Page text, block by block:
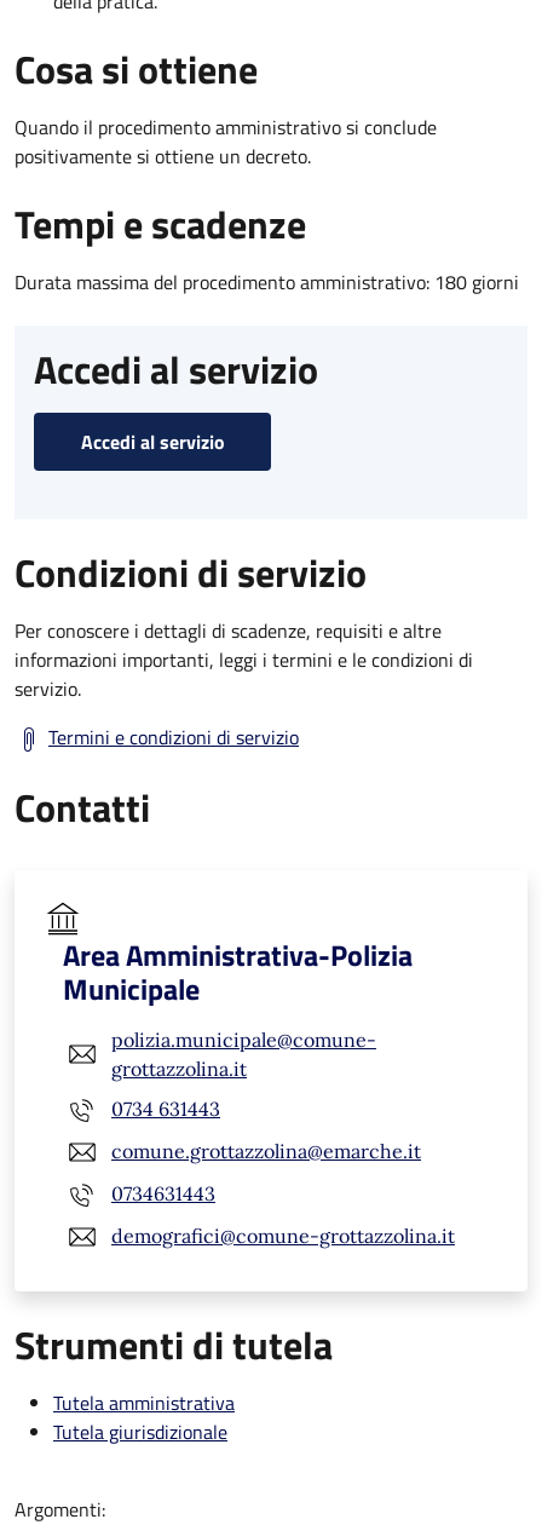
Cosa si ottiene
Quando il procedimento amministrativo si conclude
positivamente si ottiene un decreto.
Tempi e scadenze
Durata massima del procedimento amministrativo: 180 giorni
Accedi al servizio
Accedi al servizio
Condizioni di servizio
Per conoscere i dettagli di scadenze, requisiti e altre
informazioni importanti, leggi i termini e le condizioni di
servizio.
Termini e condizioni di servizio
Contatti
Area Amministrativa-Polizia
Municipale
polizia.municipale@comune-
grottazzolina.it
0734 631443
comune.grottazzolina@emarche.it
0734631443
demografici@comune-grottazzolina.it
Strumenti di tutela
Tutela amministrativa
Tutela giurisdizionale
Argomenti: